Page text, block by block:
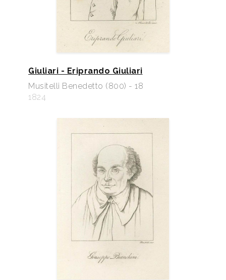
Giuliari - Eriprando Giuliari
Musitelli Benedetto (800) - 18
1824